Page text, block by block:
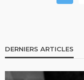
DERNIERS ARTICLES